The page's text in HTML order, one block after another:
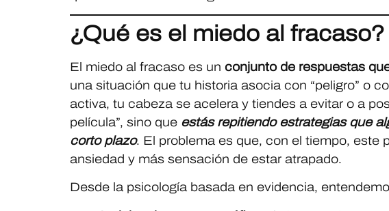
¿Qué es el miedo al fracaso?
El miedo al fracaso es un conjunto de respuestas
una situación que tu historia asocia con “peligro” o
activa, tu cabeza se acelera y tiendes a evitar o a
película”, sino que estás repitiendo estrategias que
corto plazo. El problema es que, con el tiempo, este
ansiedad y más sensación de estar atrapado.
Desde la psicología basada en evidencia,